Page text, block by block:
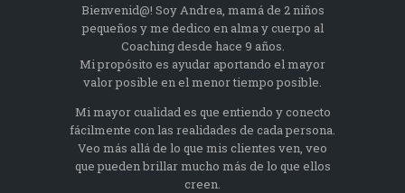
Bienvenid@! Soy Andrea, mamá de 2 niños
pequeños y me dedico en alma y cuerpo al
Coaching desde hace 9 años.
Mi propósito es ayudar aportando el mayor
valor posible en el menor tiempo posible.
Mi mayor cualidad es que entiendo y conecto
fácilmente con las realidades de cada persona.
Veo más allá de lo que mis clientes ven, veo
que pueden brillar mucho más de lo que ellos
creen.